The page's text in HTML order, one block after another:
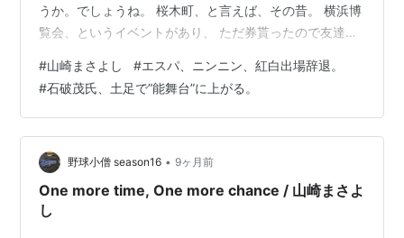
うか。でしょうね。 桜木町、と言えば、その昔。 横浜博
覧会、というイベントがあり、 ただ券貰ったので友達と
出します。 おにーさんたち、２人なの？ えー！じゃあい
っしょに回ろうよ！ だって。 バブル期の女子は、 積極
的な人が多かったのかもしれません。 しかし、あまりに
もついていけないテンションだったので、 観覧車だけ一
緒に乗って、オサラバしました。 積極的な女子は…
#山崎まさよし #エスパ、ニンニン、紅白出場辞退。
#石破茂氏、土足で”能舞台”に上がる。
野球小僧 season16 • 9ヶ月前
One more time, One more chance / 山崎まさよ
し